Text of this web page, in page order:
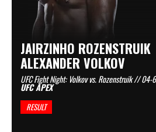
JAIRZINHO ROZENSTRUIK
ALEXANDER VOLKOV
UFC Fight Night: Volkov vs. Rozenstruik //
UFC APEX
RESULT